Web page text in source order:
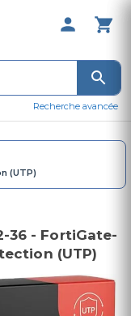
0 Produit
Recherche avancée
(UTP)
36 - FortiGate-
(UTP)